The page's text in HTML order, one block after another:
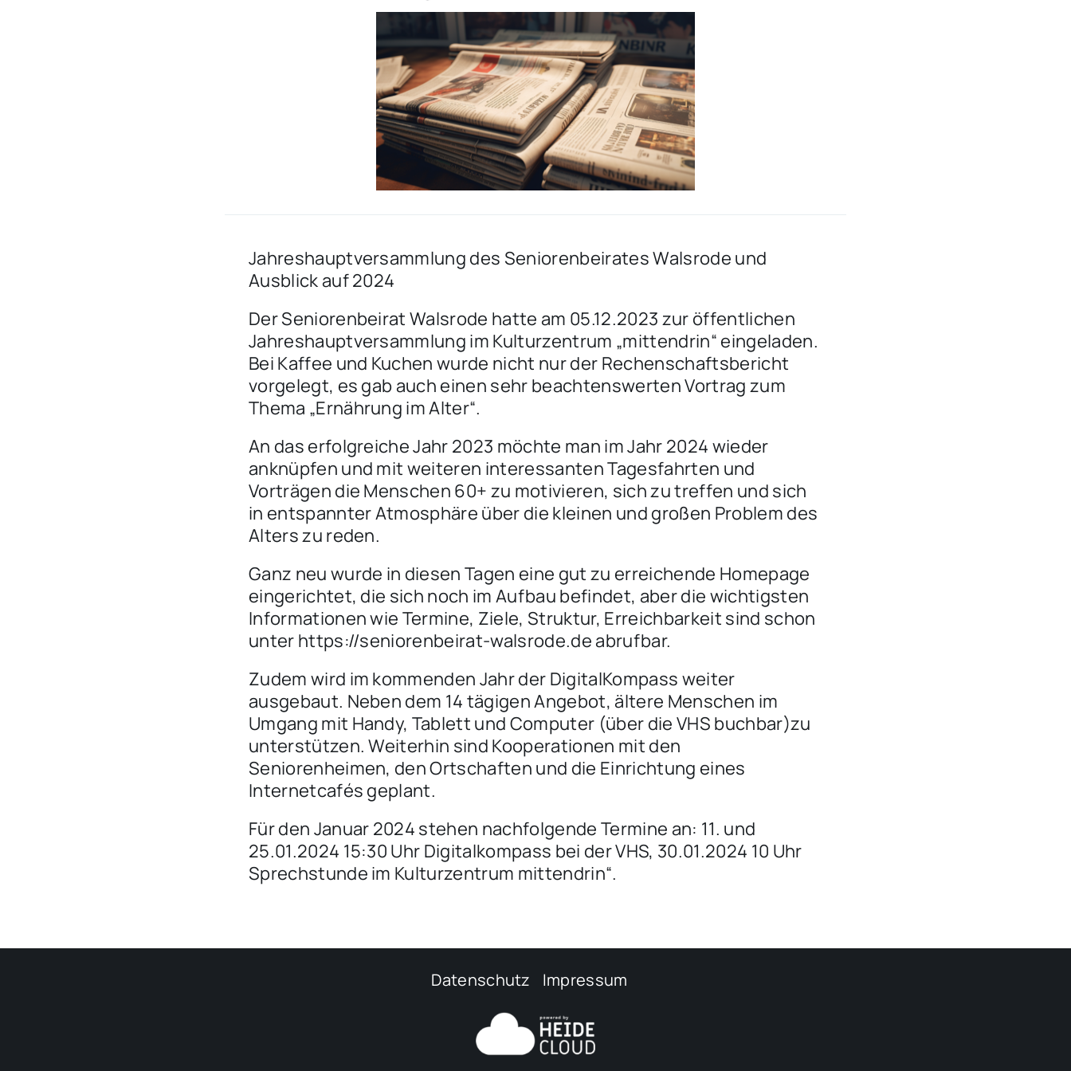
Jahreshauptversammlung des Seniorenbeirates Walsrode und
Ausblick auf 2024
Der Seniorenbeirat Walsrode hatte am 05.12.2023 zur öffentlichen
Jahreshauptversammlung im Kulturzentrum „mittendrin“ eingeladen.
Bei Kaffee und Kuchen wurde nicht nur der Rechenschaftsbericht
vorgelegt, es gab auch einen sehr beachtenswerten Vortrag zum
Thema „Ernährung im Alter“.
An das erfolgreiche Jahr 2023 möchte man im Jahr 2024 wieder
anknüpfen und mit weiteren interessanten Tagesfahrten und
Vorträgen die Menschen 60+ zu motivieren, sich zu treffen und sich
in entspannter Atmosphäre über die kleinen und großen Problem des
Alters zu reden.
Ganz neu wurde in diesen Tagen eine gut zu erreichende Homepage
eingerichtet, die sich noch im Aufbau befindet, aber die wichtigsten
Informationen wie Termine, Ziele, Struktur, Erreichbarkeit sind schon
unter https://seniorenbeirat-walsrode.de abrufbar.
Zudem wird im kommenden Jahr der DigitalKompass weiter
ausgebaut. Neben dem 14 tägigen Angebot, ältere Menschen im
Umgang mit Handy, Tablett und Computer (über die VHS buchbar)zu
unterstützen. Weiterhin sind Kooperationen mit den
Seniorenheimen, den Ortschaften und die Einrichtung eines
Internetcafés geplant.
Für den Januar 2024 stehen nachfolgende Termine an: 11. und
25.01.2024 15:30 Uhr Digitalkompass bei der VHS, 30.01.2024 10 Uhr
Sprechstunde im Kulturzentrum mittendrin“.
Datenschutz Impressum